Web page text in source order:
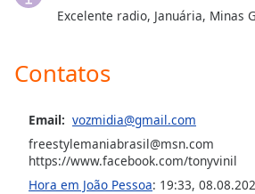
subtitles
subtitles
dialog
subtitles
off,
selected
Excelente radio, Januária, Minas
Contatos
Email: vozmidia@gmail.com
freestylemaniabrasil@msn.com
https://www.facebook.com/tonyvinil
Hora em João Pessoa: 19:33,